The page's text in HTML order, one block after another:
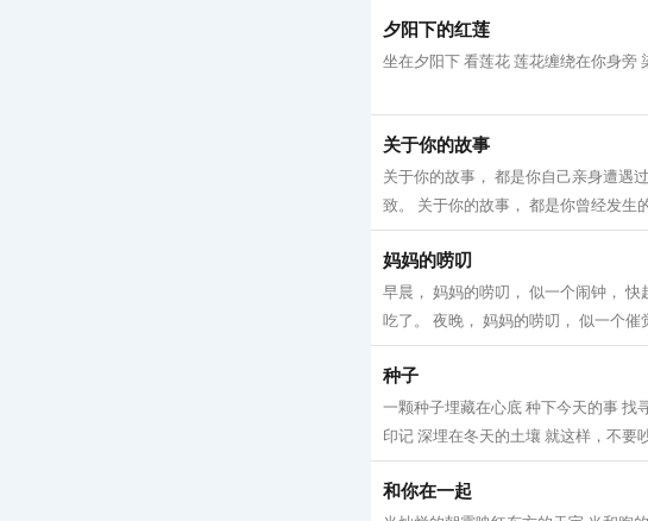
夕阳下的红莲
坐在夕阳下 看莲花 莲花缠绕在你身旁
关于你的故事
关于你的故事， 都是你自己亲身遭遇
致。 关于你的故事， 都是你曾经发生
妈妈的唠叨
早晨， 妈妈的唠叨， 似一个闹钟，
吃了。 夜晚， 妈妈的唠叨， 似一个催
种子
一颗种子埋藏在心底 种下今天的事 找
印记 深埋在冬天的土壤 就这样，不要
和你在一起